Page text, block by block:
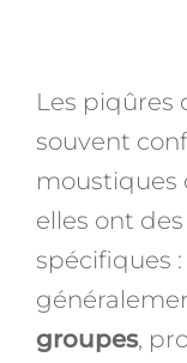
Les piqûres
souvent
moustiques
elles ont
spécifiques
groupes,